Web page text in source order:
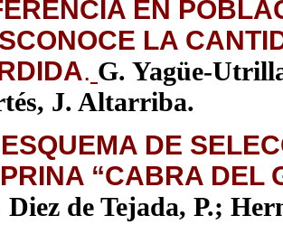
EN
LA
. G. Yagüe-
J. Altarriba.
DE
“CABRA DEL
de Tejada, P.;